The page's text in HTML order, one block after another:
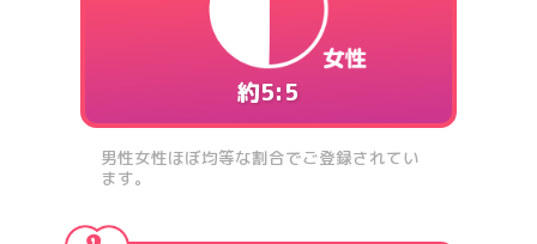
約5:5
男性女性ほぼ均等な割合でご登録されてい
ます。